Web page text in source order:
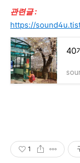
관련글 :
https://
1